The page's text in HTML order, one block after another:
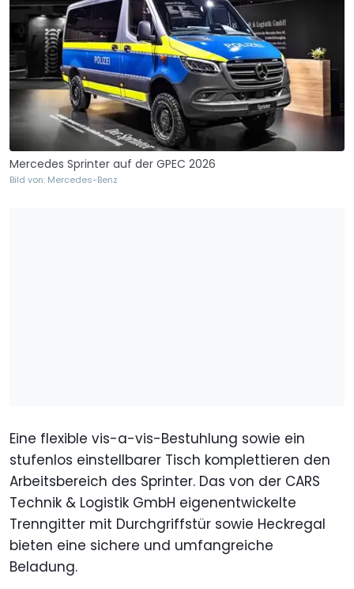
Mercedes Sprinter auf der GPEC 2026
Bild von: Mercedes-Benz
Eine flexible vis-a-vis-Bestuhlung sowie ein
stufenlos einstellbarer Tisch komplettieren den
Arbeitsbereich des Sprinter. Das von der CARS
Technik & Logistik GmbH eigenentwickelte
Trenngitter mit Durchgriffstür sowie Heckregal
bieten eine sichere und umfangreiche
Beladung.